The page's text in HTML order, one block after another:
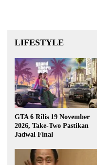
LIFESTYLE
GTA 6 Rilis 19 November
2026, Take-Two Pastikan
Jadwal Final